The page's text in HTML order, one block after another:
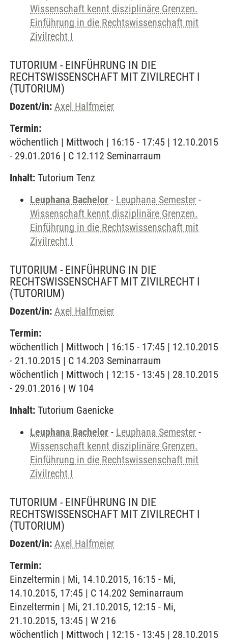
Wissenschaft kennt disziplinäre Grenzen.
Einführung in die Rechtswissenschaft mit
Zivilrecht I
TUTORIUM - EINFÜHRUNG IN DIE
RECHTSWISSENSCHAFT MIT ZIVILRECHT I
(TUTORIUM)
Dozent/in: Axel Halfmeier
Termin:
wöchentlich | Mittwoch | 16:15 - 17:45 | 12.10.2015
- 29.01.2016 | C 12.112 Seminarraum
Inhalt: Tutorium Tenz
Leuphana Bachelor - Leuphana Semester -
Wissenschaft kennt disziplinäre Grenzen.
Einführung in die Rechtswissenschaft mit
Zivilrecht I
TUTORIUM - EINFÜHRUNG IN DIE
RECHTSWISSENSCHAFT MIT ZIVILRECHT I
(TUTORIUM)
Dozent/in: Axel Halfmeier
Termin:
wöchentlich | Mittwoch | 16:15 - 17:45 | 12.10.2015
- 21.10.2015 | C 14.203 Seminarraum
wöchentlich | Mittwoch | 12:15 - 13:45 | 28.10.2015
- 29.01.2016 | W 104
Inhalt: Tutorium Gaenicke
Leuphana Bachelor - Leuphana Semester -
Wissenschaft kennt disziplinäre Grenzen.
Einführung in die Rechtswissenschaft mit
Zivilrecht I
TUTORIUM - EINFÜHRUNG IN DIE
RECHTSWISSENSCHAFT MIT ZIVILRECHT I
(TUTORIUM)
Dozent/in: Axel Halfmeier
Termin:
Einzeltermin | Mi, 14.10.2015, 16:15 - Mi,
14.10.2015, 17:45 | C 14.202 Seminarraum
Einzeltermin | Mi, 21.10.2015, 12:15 - Mi,
21.10.2015, 13:45 | W 216
wöchentlich | Mittwoch | 12:15 - 13:45 | 28.10.2015